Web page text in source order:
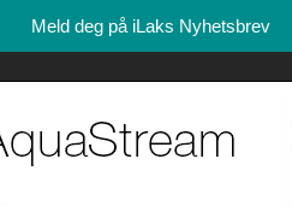
Meld deg på iLaks Nyhetsbrev